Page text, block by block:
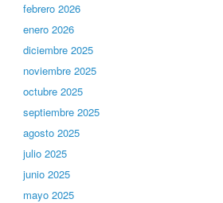
febrero 2026
enero 2026
diciembre 2025
noviembre 2025
octubre 2025
septiembre 2025
agosto 2025
julio 2025
junio 2025
mayo 2025